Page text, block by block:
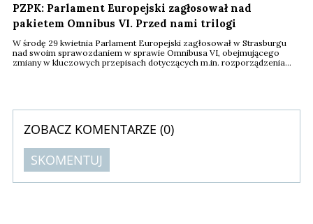
PZPK: Parlament Europejski zagłosował nad
pakietem Omnibus VI. Przed nami trilogi
W środę 29 kwietnia Parlament Europejski zagłosował w Strasburgu
nad swoim sprawozdaniem w sprawie Omnibusa VI, obejmującego
zmiany w kluczowych przepisach dotyczących m.in. rozporządzenia
ZOBACZ KOMENTARZE (0)
SKOMENTUJ